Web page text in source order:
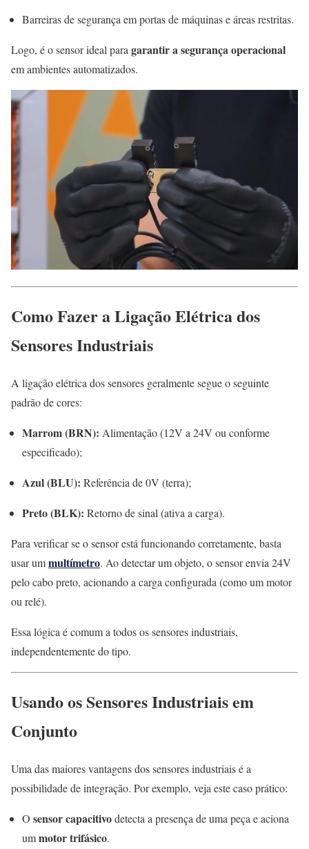
Barreiras de segurança em portas de máquinas e áreas restritas.
Logo, é o sensor ideal para garantir a segurança operacional
em ambientes automatizados.
Como Fazer a Ligação Elétrica dos
Sensores Industriais
A ligação elétrica dos sensores geralmente segue o seguinte
padrão de cores:
Marrom (BRN): Alimentação (12V a 24V ou conforme
especificado);
Azul (BLU): Referência de 0V (terra);
Preto (BLK): Retorno de sinal (ativa a carga).
Para verificar se o sensor está funcionando corretamente, basta
usar ummultímetro. Ao detectar um objeto, o sensor envia 24V
pelo cabo preto, acionando a carga configurada (como um motor
ou relé).
Essa lógica é comum a todos os sensores industriais,
independentemente do tipo.
Usando os Sensores Industriais em
Conjunto
Uma das maiores vantagens dos sensores industriais é a
possibilidade de integração. Por exemplo, veja este caso prático:
O sensor capacitivodetecta a presença de uma peça e aciona
ummotor trifásico.